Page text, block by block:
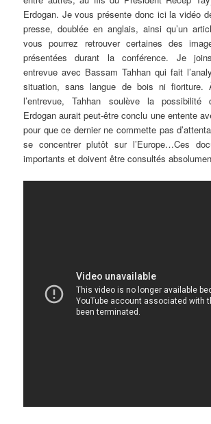
Erdogan. Je vous présente donc ici la vidéo
presse, doublée en anglais, ainsi qu’un
vous pourrez retrouver certaines des
présentées durant la conférence. Je
entrevue avec Bassam Tahhan qui fait
situation, sans langue de bois ni
l’entrevue, Tahhan soulève la
Erdogan aurait peut-être conclu une entente
pour que ce dernier ne commette pas
se concentrer plutôt sur l’Europe…Ces
importants et doivent être consultés